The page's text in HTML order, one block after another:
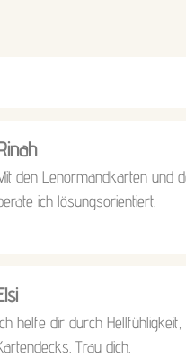
den Lenormandkarten und
ich lösungsorientiert.
helfe dir durch
Trau dich.